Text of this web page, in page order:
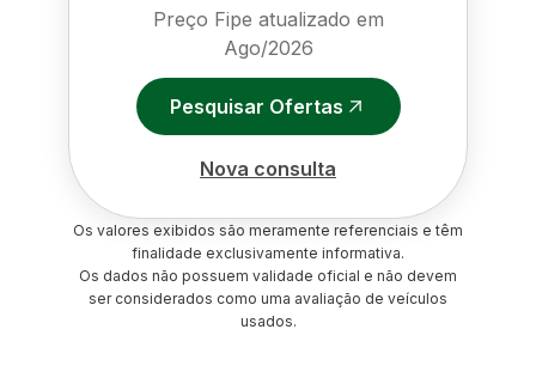
Preço Fipe atualizado em
Ago/2026
Pesquisar Ofertas
Nova consulta
Os valores exibidos são meramente referenciais e têm
finalidade exclusivamente informativa.
Os dados não possuem validade oficial e não devem
ser considerados como uma avaliação de veículos
usados.